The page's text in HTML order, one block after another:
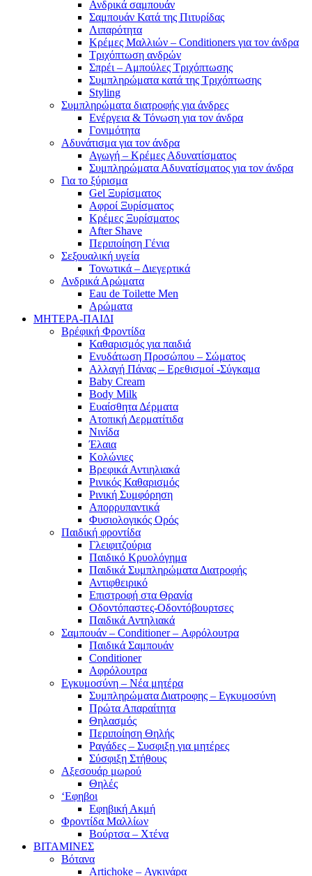
Ανδρικά σαμπουάν
Σαμπουάν Κατά της Πιτυρίδας
Λιπαρότητα
Κρέμες Μαλλιών – Conditioners για τον άνδρα
Τριχόπτωση ανδρών
Σπρέι – Αμπούλες Τριχόπτωσης
Συμπληρώματα κατά της Τριχόπτωσης
Styling
Συμπληρώματα διατροφής για άνδρες
Ενέργεια & Τόνωση για τον άνδρα
Γονιμότητα
Αδυνάτισμα για τον άνδρα
Αγωγή – Κρέμες Αδυνατίσματος
Συμπληρώματα Αδυνατίσματος για τον άνδρα
Για το ξύρισμα
Gel Ξυρίσματος
Αφροί Ξυρίσματος
Κρέμες Ξυρίσματος
After Shave
Περιποίηση Γένια
Σεξουαλική υγεία
Τονωτικά – Διεγερτικά
Ανδρικά Αρώματα
Eau de Toilette Men
Αρώματα
ΜΗΤΕΡΑ-ΠΑΙΔΙ
Βρέφική Φροντίδα
Καθαρισμός για παιδιά
Ενυδάτωση Προσώπου – Σώματος
Αλλαγή Πάνας – Ερεθισμοί -Σύγκαμα
Baby Cream
Body Milk
Ευαίσθητα Δέρματα
Ατοπική Δερματίτιδα
Νινίδα
Έλαια
Κολώνιες
Βρεφικά Αντιηλιακά
Ρινικός Καθαρισμός
Ρινική Συμφόρηση
Απορρυπαντικά
Φυσιολογικός Ορός
Παιδική φροντίδα
Γλειφιτζούρια
Παιδικό Κρυολόγημα
Παιδικά Συμπληρώματα Διατροφής
Αντιφθειρικό
Επιστροφή στα Θρανία
Οδοντόπαστες-Οδοντόβουρτσες
Παιδικά Αντηλιακά
Σαμπουάν – Conditioner – Αφρόλουτρα
Παιδικά Σαμπουάν
Conditioner
Αφρόλουτρα
Εγκυμοσύνη – Νέα μητέρα
Συμπληρώματα Διατροφης – Εγκυμοσύνη
Πρώτα Απαραίτητα
Θηλασμός
Περιποίηση Θηλής
Ραγάδες – Συσφιξη για μητέρες
Σύσφιξη Στήθους
Αξεσουάρ μωρού
Θηλές
‘Εφηβοι
Εφηβική Ακμή
Φροντίδα Μαλλίων
Βούρτσα – Χτένα
ΒΙΤΑΜΙΝΕΣ
Βότανα
Artichoke – Αγκινάρα